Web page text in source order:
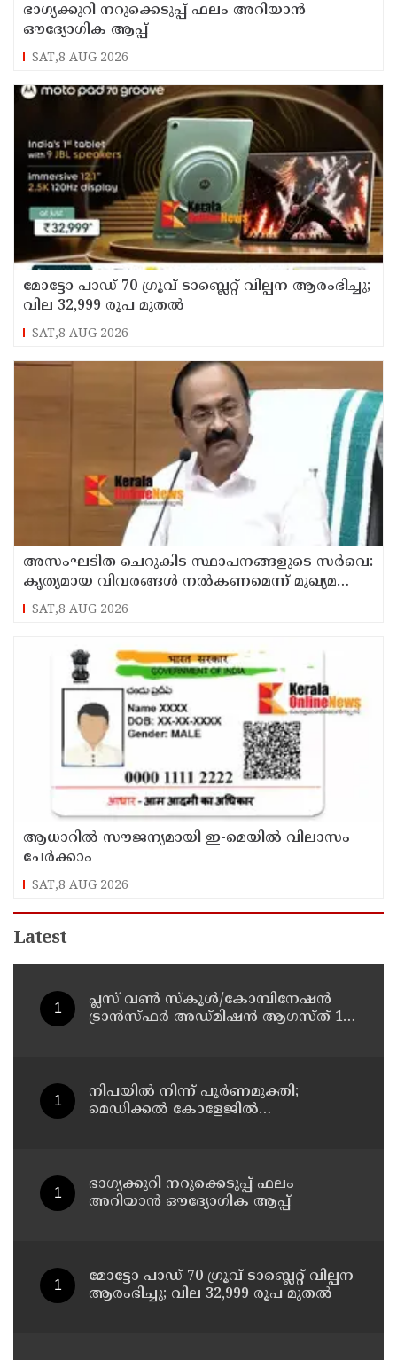
ഭാഗ്യക്കുറി നറുക്കെടുപ്പ് ഫലം അറിയാൻ
ഔദ്യോഗിക ആപ്പ്
SAT,8 AUG 2026
മോട്ടോ പാഡ് 70 ഗ്രൂവ് ടാബ്ലെറ്റ് വില്പന ആരംഭിച്ചു;
വില 32,999 രൂപ മുതൽ
SAT,8 AUG 2026
അസംഘടിത ചെറുകിട സ്ഥാപനങ്ങളുടെ സർവെ:
കൃത്യമായ വിവരങ്ങൾ നൽകണമെന്ന് മുഖ്യമന്ത്രി
വി ഡി സതീശൻ
SAT,8 AUG 2026
ആധാറിൽ സൗജന്യമായി ഇ-മെയിൽ വിലാസം
ചേർക്കാം
SAT,8 AUG 2026
Latest
പ്ലസ് വൺ സ്‌കൂൾ/കോമ്പിനേഷൻ
ട്രാൻസ്ഫർ അഡ്മിഷൻ ആഗസ്ത് 10,
നിപയിൽ നിന്ന് പൂർണമുക്തി;
മെഡിക്കൽ കോളേജിൽ
ഭാഗ്യക്കുറി നറുക്കെടുപ്പ് ഫലം
അറിയാൻ ഔദ്യോഗിക ആപ്പ്
മോട്ടോ പാഡ് 70 ഗ്രൂവ് ടാബ്ലെറ്റ് വില്പന
ആരംഭിച്ചു; വില 32,999 രൂപ മുതൽ